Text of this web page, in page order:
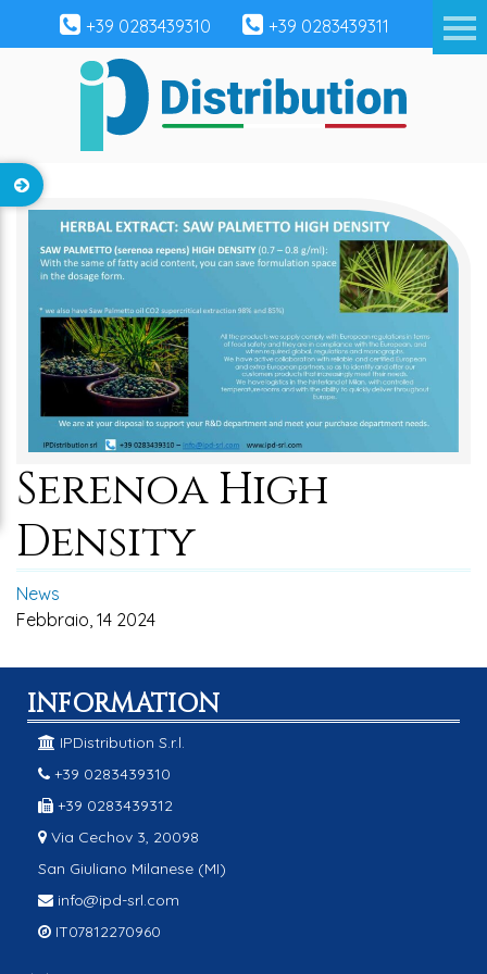
+39 0283439310 +39 0283439311
Serenoa High
Density
News
Febbraio, 14 2024
INFORMATION
IPDistribution S.r.l.
+39 0283439310
+39 0283439312
Via Cechov 3, 20098
San Giuliano Milanese (MI)
info@ipd-srl.com
IT07812270960